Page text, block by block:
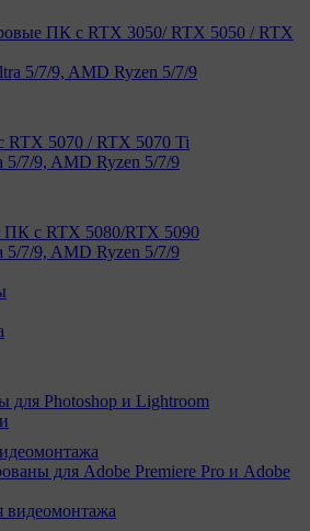
ПК с RTX 3050/ RTX 5050 / RTX
5/7/9, AMD Ryzen 5/7/9
5070 / RTX 5070 Ti
5/7/9, AMD Ryzen 5/7/9
с RTX 5080/RTX 5090
5/7/9, AMD Ryzen 5/7/9
для Photoshop и Lightroom
для Adobe Premiere Pro и Adobe